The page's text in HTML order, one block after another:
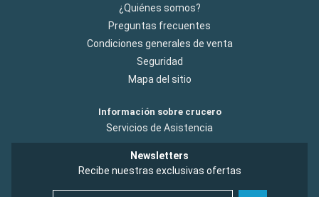
¿Quiénes somos?
Preguntas frecuentes
Condiciones generales de venta
Seguridad
Mapa del sitio
Información sobre crucero
Servicios de Asistencia
Newsletters
Recibe nuestras exclusivas ofertas